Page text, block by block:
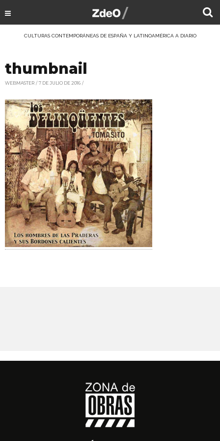
CULTURAS CONTEMPORÁNEAS DE ESPAÑA Y LATINOAMÉRICA A DIARIO
thumbnail
WEBMASTER 7 DE JULIO DE 2016